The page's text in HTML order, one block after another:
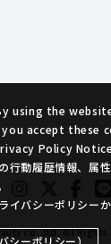
co.,ltd. All Rights
using the
accept these
Policy
行動履歴情報、属
イバシーポリシーか
シーポリシー）